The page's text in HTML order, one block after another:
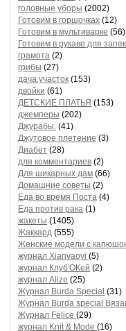
головные уборы (2002)
Готовим в горшочках (12)
Готовим в мультиварке (56)
Готовим в рукаве для
грамота (2)
грибы (27)
дача.участок (153)
двойки (61)
ДЕТСКИЕ ПЛАТЬЯ (153)
джемперы (202)
Джурабы. (41)
Джутовое плетение (3)
Диабет (28)
для комментариев (2)
Для шикарных дам (66)
Домашние советы (2)
Еда во время Поста (4)
Еда против рака (1)
жакеты (1405)
Жаккард (555)
Женские модели с
журнал Xianvaoyi (5)
журнал Клуб'ОКей (2)
журнал Alize (25)
Журнал Burda Special (31)
Журнал Burda special
Журнал Felice (29)
журнал Knit & Mode (16)